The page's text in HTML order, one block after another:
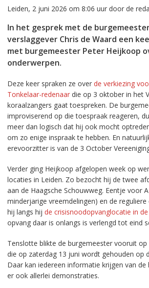
Leiden, 2 juni 2026 om 8:06 uur door de
In het gesprek met de
verslaggever Chris de Waard een
met burgemeester Peter Heijkoop
onderwerpen.
Deze keer spraken ze over de verkiezing
Tonkelaar-redenaar die op 3 oktober in het
koraalzangers gaat toespreken. De
improviserend op die toespraak reageren,
meer dan logisch dat hij ook mocht
om zo enige inspraak te hebben. En
erevoorzitter is van de 3 October
Verder ging Heijkoop afgelopen week op
locaties in Leiden. Zo bezocht hij de twee
aan de Haagsche Schouwweg. Eentje voor
minderjarige vreemdelingen) en de
hij langs hij de crisisnoodopvanglocatie in
opvang daar is onlangs is verlengd tot eind
Tenslotte blikte de burgemeester vooruit op
die op zaterdag 13 juni wordt gehouden op
Daar kan iedereen informatie krijgen van de
er ook allerlei demonstraties.